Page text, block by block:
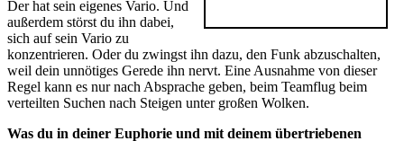
Der hat sein eigenes Vario. Und
außerdem störst du ihn dabei,
sich auf sein Vario zu
konzentrieren. Oder du zwingst ihn dazu, den Funk abzuschalten,
weil dein unnötiges Gerede ihn nervt. Eine Ausnahme von dieser
Regel kann es nur nach Absprache geben, beim Teamflug beim
verteilten Suchen nach Steigen unter großen Wolken.
Was du in deiner Euphorie und mit deinem übertriebenen